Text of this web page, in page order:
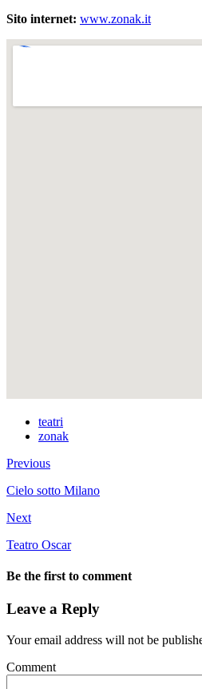
Sito internet: www.zonak.it
teatri
zonak
Previous
Cielo sotto Milano
Next
Teatro Oscar
Be the first to comment
Leave a Reply
Your email address will not be
Comment